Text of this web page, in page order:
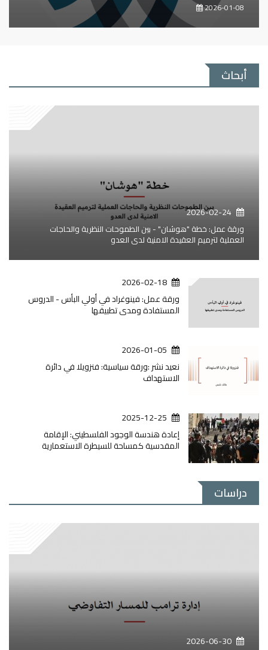
2026-01-08
أبحاث
2026-02-24
ورقة عمل: خطة "هوشان" - بين الطموحات النظرية والحاجات
العملية لترميم العقيدة الامنية لدى العدو
2026-02-18
ورقة عمل: فينوغراد في أولي البأس - الدروس
المستفادة ومدى تطبيقها
2026-01-05
نعيد نشر :ورقة سياسية: فنزويلا في دائرة
الاستهداف
2025-12-25
إعادة هندسة الوجود الفلسطيني: الإقامة
المقدسية كمساحة للسيطرة الاستعمارية
دراسات
2026-06-30